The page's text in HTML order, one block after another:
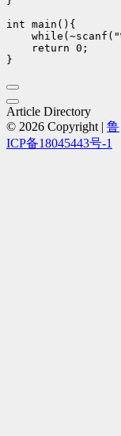
int main(){
    return 0;
Article Directory
© 2026 Copyright | 鲁
ICP备18045443号-1